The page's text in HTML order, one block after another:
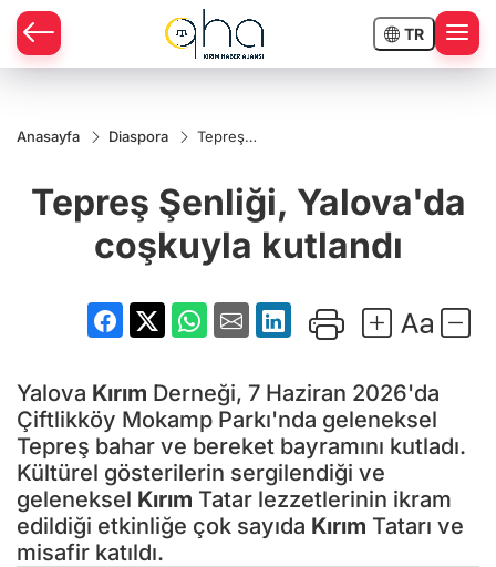
TR
Anasayfa Diaspora
Tepreş
coşkuyla
kutlandı
Tepreş Şenliği, Yalova'da
coşkuyla kutlandı
Yalova Kırım Derneği, 7 Haziran 2026'da
Çiftlikköy Mokamp Parkı'nda geleneksel
Tepreş bahar ve bereket bayramını kutladı.
Kültürel gösterilerin sergilendiği ve
geleneksel Kırım Tatar lezzetlerinin ikram
edildiği etkinliğe çok sayıda Kırım Tatarı ve
misafir katıldı.